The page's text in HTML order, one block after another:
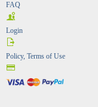
FAQ
Login
Policy, Terms of Use